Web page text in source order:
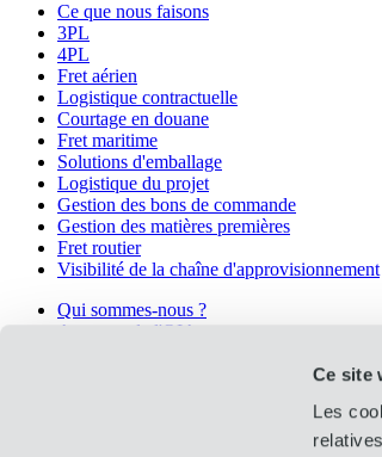
Ce site
Les
Ce que nous faisons
3PL
4PL
Fret aérien
Logistique contractuelle
Courtage en douane
Fret maritime
Solutions d'emballage
Logistique du projet
Gestion des bons de commande
Gestion des matières premières
Fret routier
Visibilité de la chaîne d'approvisionnement
Qui sommes-nous ?
A propos de l'OIA